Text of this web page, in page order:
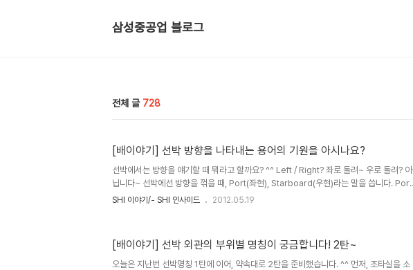
삼성중공업 블로그
전체 글 728
[배이야기] 선박 방향을 나타내는 용어의 기원을 아시나요?
선박에서는 방향을 얘기할 때 뭐라고 할까요? ^^ Left / Right? 좌로 돌려~ 우로 돌려? 아
닙니다~ 선박에선 방향을 꺾을 때, Port(좌현), Starboard(우현)라는 말을 씁니다. Port
는 뱃머리를 향해서 좌측의 뱃전, Starboard는 뱃머리를 향해서 우측의 뱃전이라는 의미
때 타가 있는 우현으로는 접안이 어렵고, 좌현으로만 가능했습니다. 그래서 타가 있는 선박
의 우현을 '키를 잡다, 조종하다'라는 의미..
SHI 이야기/- SHI 인사이드 2012.05.19
[배이야기] 선박 외관의 부위별 명칭이 궁금합니다! 2탄~
오늘은 지난번 선박명칭 1탄에 이어, 약속대로 2탄을 준비했습니다. ^^ 먼저, 조타실을 소